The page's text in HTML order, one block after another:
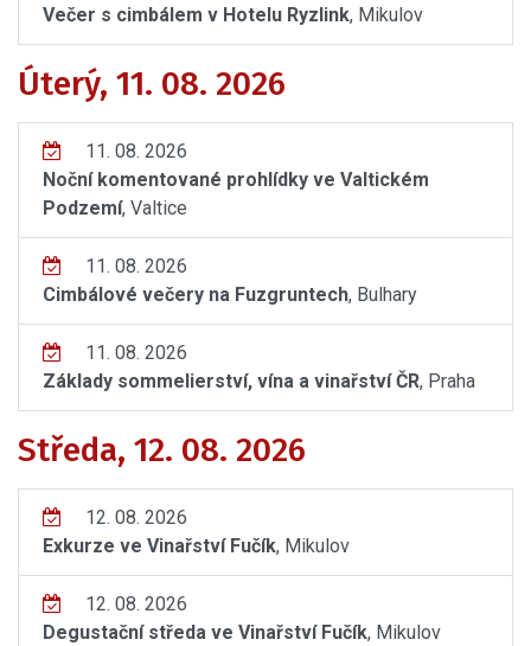
Večer s cimbálem v Hotelu Ryzlink, Mikulov
Úterý, 11. 08. 2026
11. 08. 2026
Noční komentované prohlídky ve Valtickém
Podzemí, Valtice
11. 08. 2026
Cimbálové večery na Fuzgruntech, Bulhary
11. 08. 2026
Základy sommelierství, vína a vinařství ČR, Praha
Středa, 12. 08. 2026
12. 08. 2026
Exkurze ve Vinařství Fučík, Mikulov
12. 08. 2026
Degustační středa ve Vinařství Fučík, Mikulov